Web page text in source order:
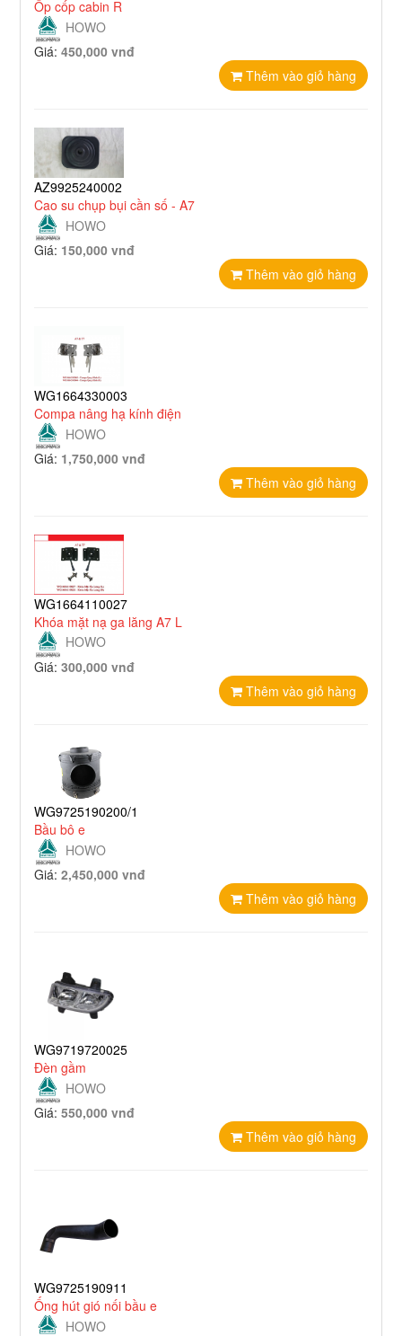
Ốp cốp cabin R
HOWO
Giá:450,000 vnđ
Thêm vào giỏ hàng
AZ9925240002
Cao su chụp bụi cần số - A7
HOWO
Giá: 150,000 vnđ
Thêm vào giỏ hàng
WG1664330003
Compa nâng hạ kính điện
HOWO
Giá: 1,750,000 vnđ
Thêm vào giỏ hàng
WG1664110027
Khóa mặt nạ ga lăng A7 L
HOWO
Giá:300,000 vnđ
Thêm vào giỏ hàng
WG9725190200/1
Bầu bô e
HOWO
Giá:2,450,000 vnđ
Thêm vào giỏ hàng
WG9719720025
Đèn gầm
HOWO
Giá:550,000 vnđ
Thêm vào giỏ hàng
WG9725190911
Ống hút gió nối bầu e
HOWO